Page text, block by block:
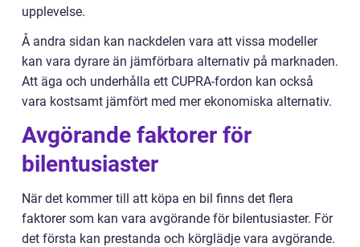
upplevelse.
Å andra sidan kan nackdelen vara att vissa modeller
kan vara dyrare än jämförbara alternativ på marknaden.
Att äga och underhålla ett CUPRA-fordon kan också
vara kostsamt jämfört med mer ekonomiska alternativ.
Avgörande faktorer för
bilentusiaster
När det kommer till att köpa en bil finns det flera
faktorer som kan vara avgörande för bilentusiaster. För
det första kan prestanda och körglädje vara avgörande.